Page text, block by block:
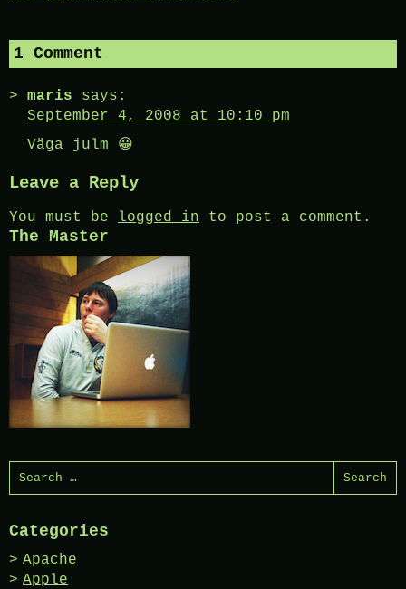
1 Comment
maris
says:
September 4, 2008 at 10:10 pm
Väga julm 😀
Leave a Reply
You must be logged in to post a comment.
The Master
Search
for:
Categories
Apache
Apple